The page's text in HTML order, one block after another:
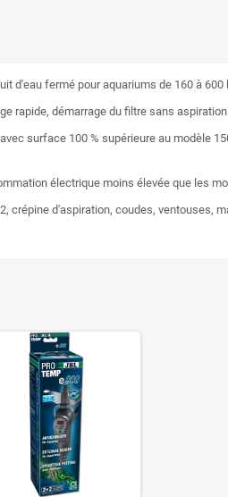
d'eau fermé pour aquariums de 160 à
rapide, démarrage du filtre sans
surface 100 % supérieure au modèle
électrique moins élevée que les
crépine d'aspiration, coudes,